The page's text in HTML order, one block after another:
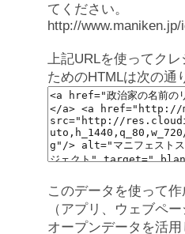
てください。
http://www.maniken.jp/
上記URLを使ってク
ためのHTMLは次の通
このデータを使って
（アプリ、ウェブペー
オープンデータを活用